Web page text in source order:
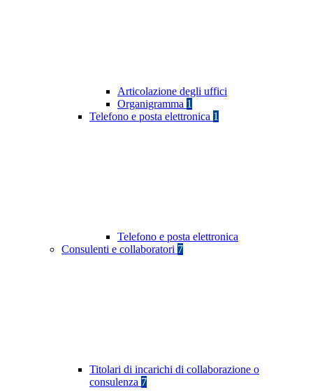
Articolazione degli uffici
Organigramma 1
Telefono e posta elettronica 1
Telefono e posta elettronica
Consulenti e collaboratori 7
Titolari di incarichi di collaborazione o
consulenza 7